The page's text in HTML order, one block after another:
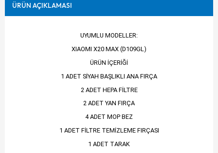
ÜRÜN AÇIKLAMASI
UYUMLU MODELLER:
XIAOMI X20 MAX (D109GL)
ÜRÜN İÇERİĞİ
1 ADET SİYAH BAŞLIKLI ANA FIRÇA
2 ADET HEPA FİLTRE
2 ADET YAN FIRÇA
4 ADET MOP BEZ
1 ADET FİLTRE TEMİZLEME FIRÇASI
1 ADET TARAK